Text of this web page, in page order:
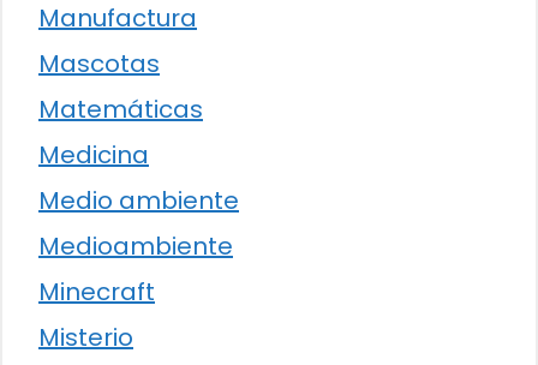
Manufactura
Mascotas
Matemáticas
Medicina
Medio ambiente
Medioambiente
Minecraft
Misterio